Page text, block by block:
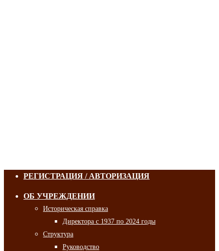
РЕГИСТРАЦИЯ / АВТОРИЗАЦИЯ
ОБ УЧРЕЖДЕНИИ
Историческая справка
Директора с 1937 по 2024 годы
Структура
Руководство